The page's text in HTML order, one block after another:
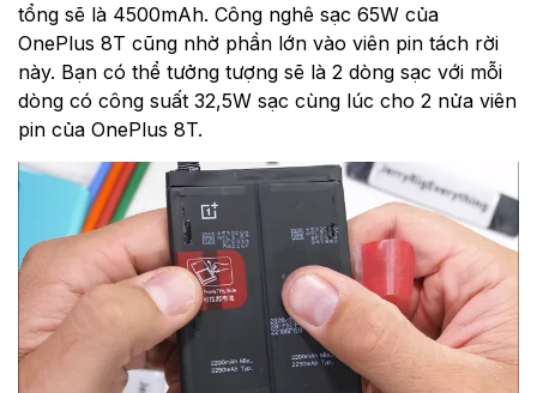
tổng sẽ là 4500mAh. Công nghê sạc 65W của
OnePlus 8T cũng nhờ phần lớn vào viên pin tách rời
này. Bạn có thể tưởng tượng sẽ là 2 dòng sạc với mỗi
dòng có công suất 32,5W sạc cùng lúc cho 2 nửa viên
pin của OnePlus 8T.